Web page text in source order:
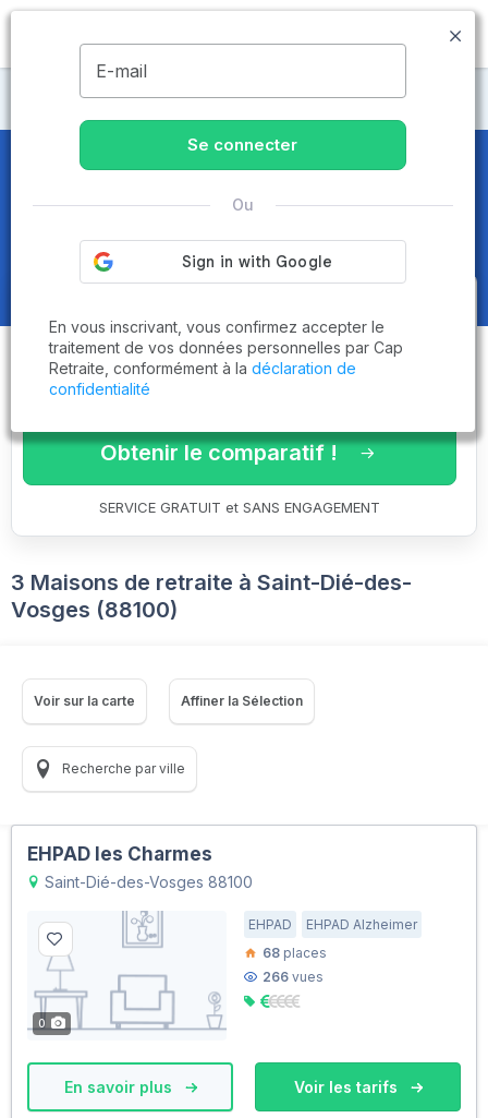
MENU
Maisons de retraite Vosges
Maisons de retraite et EHPAD
Saint-Dié-des-Vosges (88100)
Obtenez le
comparatif des
établissementsadaptés à vos
critères en 3 minutes !
Obtenir le comparatif !
SERVICE GRATUIT et SANS ENGAGEMENT
3 Maisons de retraite à Saint-Dié-des-
Vosges (88100)
Voir sur la carte Affiner la Sélection
Recherche par ville
EHPAD les Charmes
Saint-Dié-des-Vosges 88100
0
EHPAD
EHPAD Alzheimer
68 places
266 vues
En savoir plus Voir les tarifs
E-mail
Se connecter
Ou
En vous inscrivant, vous confirmez accepter le
traitement de vos données personnelles par Cap
Retraite, conformément à la déclaration de
confidentialité